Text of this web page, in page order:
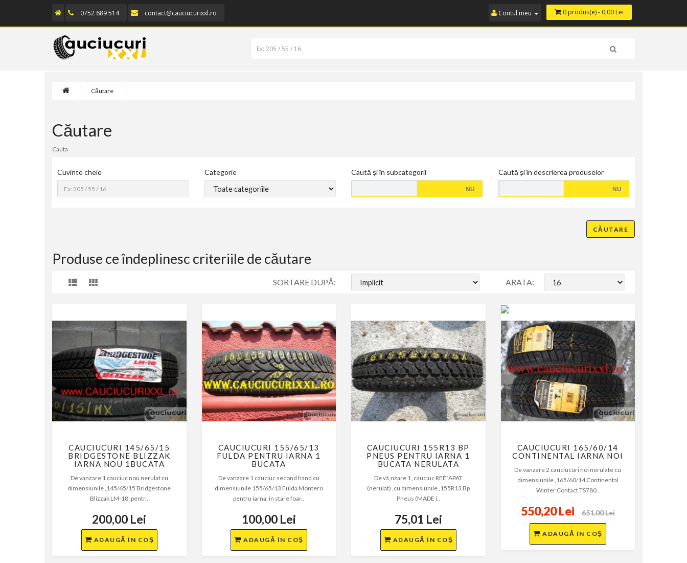
0 produs(e) - 0,00 Lei
0752 689 514 contact@cauciucurixxl.ro Contul meu
Căutare
Căutare
Cauta
Cuvinte cheie Categorie Caută și în subcategorii Caută și în descrierea produselor
Produse ce îndeplinesc criteriile de căutare
SORTARE DUPĂ: ARATA:
CAUCIUCURI 145/65/15
BRIDGESTONE BLIZZAK
IARNA NOU 1BUCATA
De vanzare 1 cauciuc nou nerulat cu
dimensiunile ,145/65/15 Bridgestone
Blizzak LM-18 ,pentr..
200,00 Lei
ADAUGĂ ÎN COŞ
CAUCIUCURI 155/65/13
FULDA PENTRU IARNA 1
BUCATA
De vanzare 1 cauciuc second hand cu
dimensiunile 155/65/13 Fulda Montero
pentru iarna, in stare foar..
100,00 Lei
ADAUGĂ ÎN COŞ
CAUCIUCURI 155R13 BP
PNEUS PENTRU IARNA 1
BUCATA NERULATA
De vâ,nzare 1 ,cauciuc REÈ˜APAT
(nerulat) ,cu dimensiunile ,155R13 Bp
Pneus (MADE i..
75,01 Lei
ADAUGĂ ÎN COŞ
CAUCIUCURI 165/60/14
CONTINENTAL IARNA NOI
De vanzare 2 cauciucuri noi nerulate cu
dimensiunile ,165/60/14 Continental
Winter Contact TS780..
550,20 Lei 651,00 Lei
ADAUGĂ ÎN COŞ